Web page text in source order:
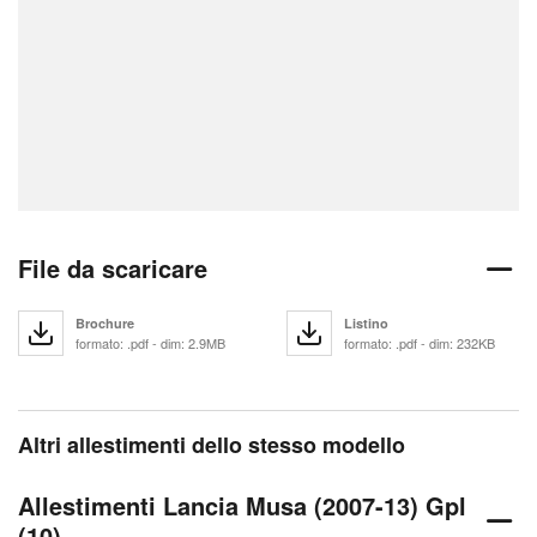
File da scaricare
Brochure
formato: .pdf - dim: 2.9MB
Listino
formato: .pdf - dim: 232KB
Altri allestimenti dello stesso modello
Allestimenti Lancia Musa (2007-13) Gpl